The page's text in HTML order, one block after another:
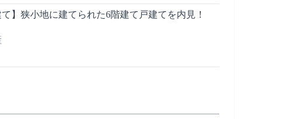
て】狭小地に建てられた6階建て戸建てを内見！